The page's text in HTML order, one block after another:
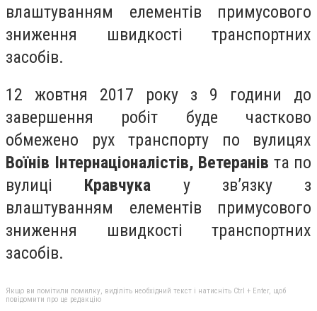
влаштуванням елементів примусового
зниження швидкості транспортних
засобів.
12 жовтня 2017 року з 9 години до
завершення робіт буде частково
обмежено рух транспорту по вулицях
Воїнів Інтернаціоналістів, Ветеранів та по
вулиці Кравчука у зв’язку з
влаштуванням елементів примусового
зниження швидкості транспортних
засобів.
Якщо ви помітили помилку, виділіть необхідний текст і натисніть Ctrl + Enter, щоб
повідомити про це редакцію